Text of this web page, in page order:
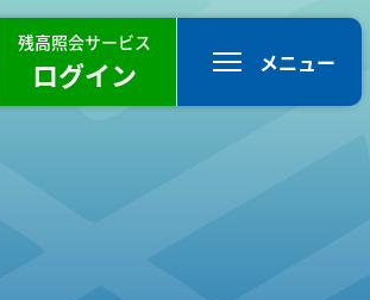
残高照会サービス
ログイン メニュー